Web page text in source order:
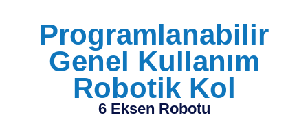
Programlanabilir
Genel Kullanım
Robotik Kol
6 Eksen Robotu